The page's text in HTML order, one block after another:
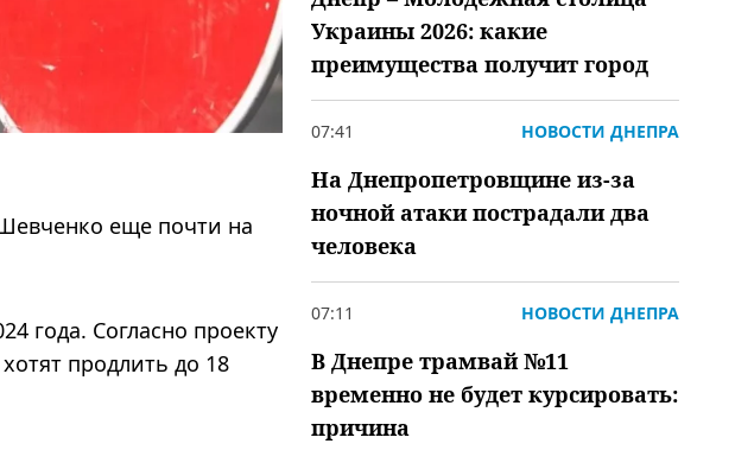
еще почти на
года. Согласно проекту
продлить до 18
Украины 2026: какие
преимущества получит город
07:41 НОВОСТИ ДНЕПРА
На Днепропетровщине из-за
ночной атаки пострадали два
человека
07:11 НОВОСТИ ДНЕПРА
В Днепре трамвай №11
временно не будет курсировать:
причина